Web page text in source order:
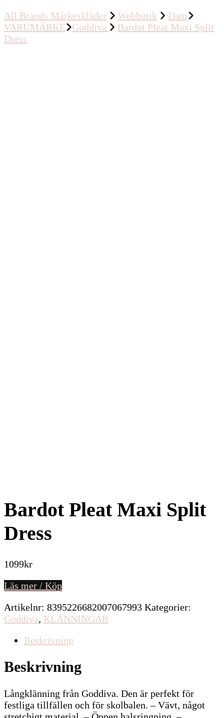
All Brands Mårkeskläder Webbutik
Dam
VARUMÄRKE
Goddiva
Bardot Pleat Maxi Split
Dress
Bardot Pleat Maxi Split
Dress
1099kr
Läs mer / Köp
Artikelnr: 8395226682007067993 Kategorier:
Goddiva, KLÄNNINGAR
Beskrivning
Beskrivning
Långklänning från Goddiva. Den är perfekt för
festliga tillfällen och för skolbalen. – Vävt, något